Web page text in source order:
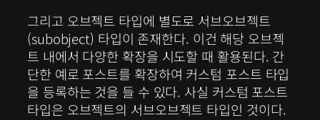
그리고 오브젝트 타입에 별도로 서브오브젝트
(subobject) 타입이 존재한다. 이건 해당 오브젝
트 내에서 다양한 확장을 시도할 때 활용된다. 간
단한 예로 포스트를 확장하여 커스텀 포스트 타입
을 등록하는 것을 들 수 있다. 사실 커스텀 포스트
타입은 오브젝트의 서브오브젝트 타입인 것이다.